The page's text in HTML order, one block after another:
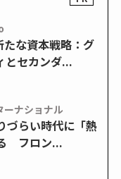
な資本戦略：グ
とセカンダ...
ーナショナル
づらい時代に「熱
フロン...